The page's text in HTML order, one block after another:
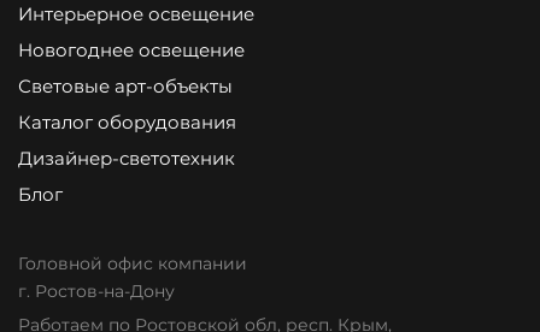
Интерьерное освещение
Новогоднее освещение
Световые арт-объекты
Каталог оборудования
Дизайнер-светотехник
Блог
Головной офис компании
г. Ростов-на-Дону
Работаем по Ростовской обл, респ. Крым,